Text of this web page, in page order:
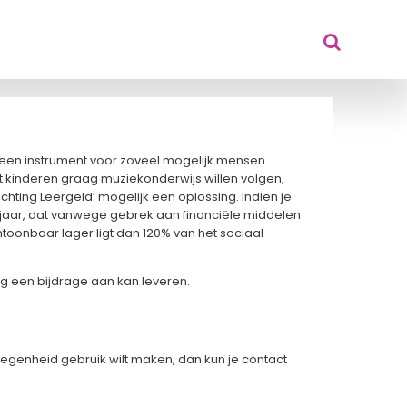
instrument voor zoveel mogelijk mensen
graag muziekonderwijs willen volgen,
Leergeld’ mogelijk een oplossing. Indien je
dat vanwege gebrek aan financiële middelen
lager ligt dan 120% van het sociaal
een bijdrage aan kan leveren.
gebruik wilt maken, dan kun je contact